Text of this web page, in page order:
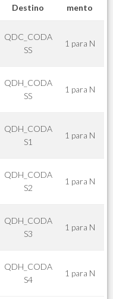
Destino
mento
QDC_CODA
SS
1 para N
QDH_CODA
SS
1 para N
QDH_CODA
S1
1 para N
QDH_CODA
S2
1 para N
QDH_CODA
S3
1 para N
QDH_CODA
S4
1 para N